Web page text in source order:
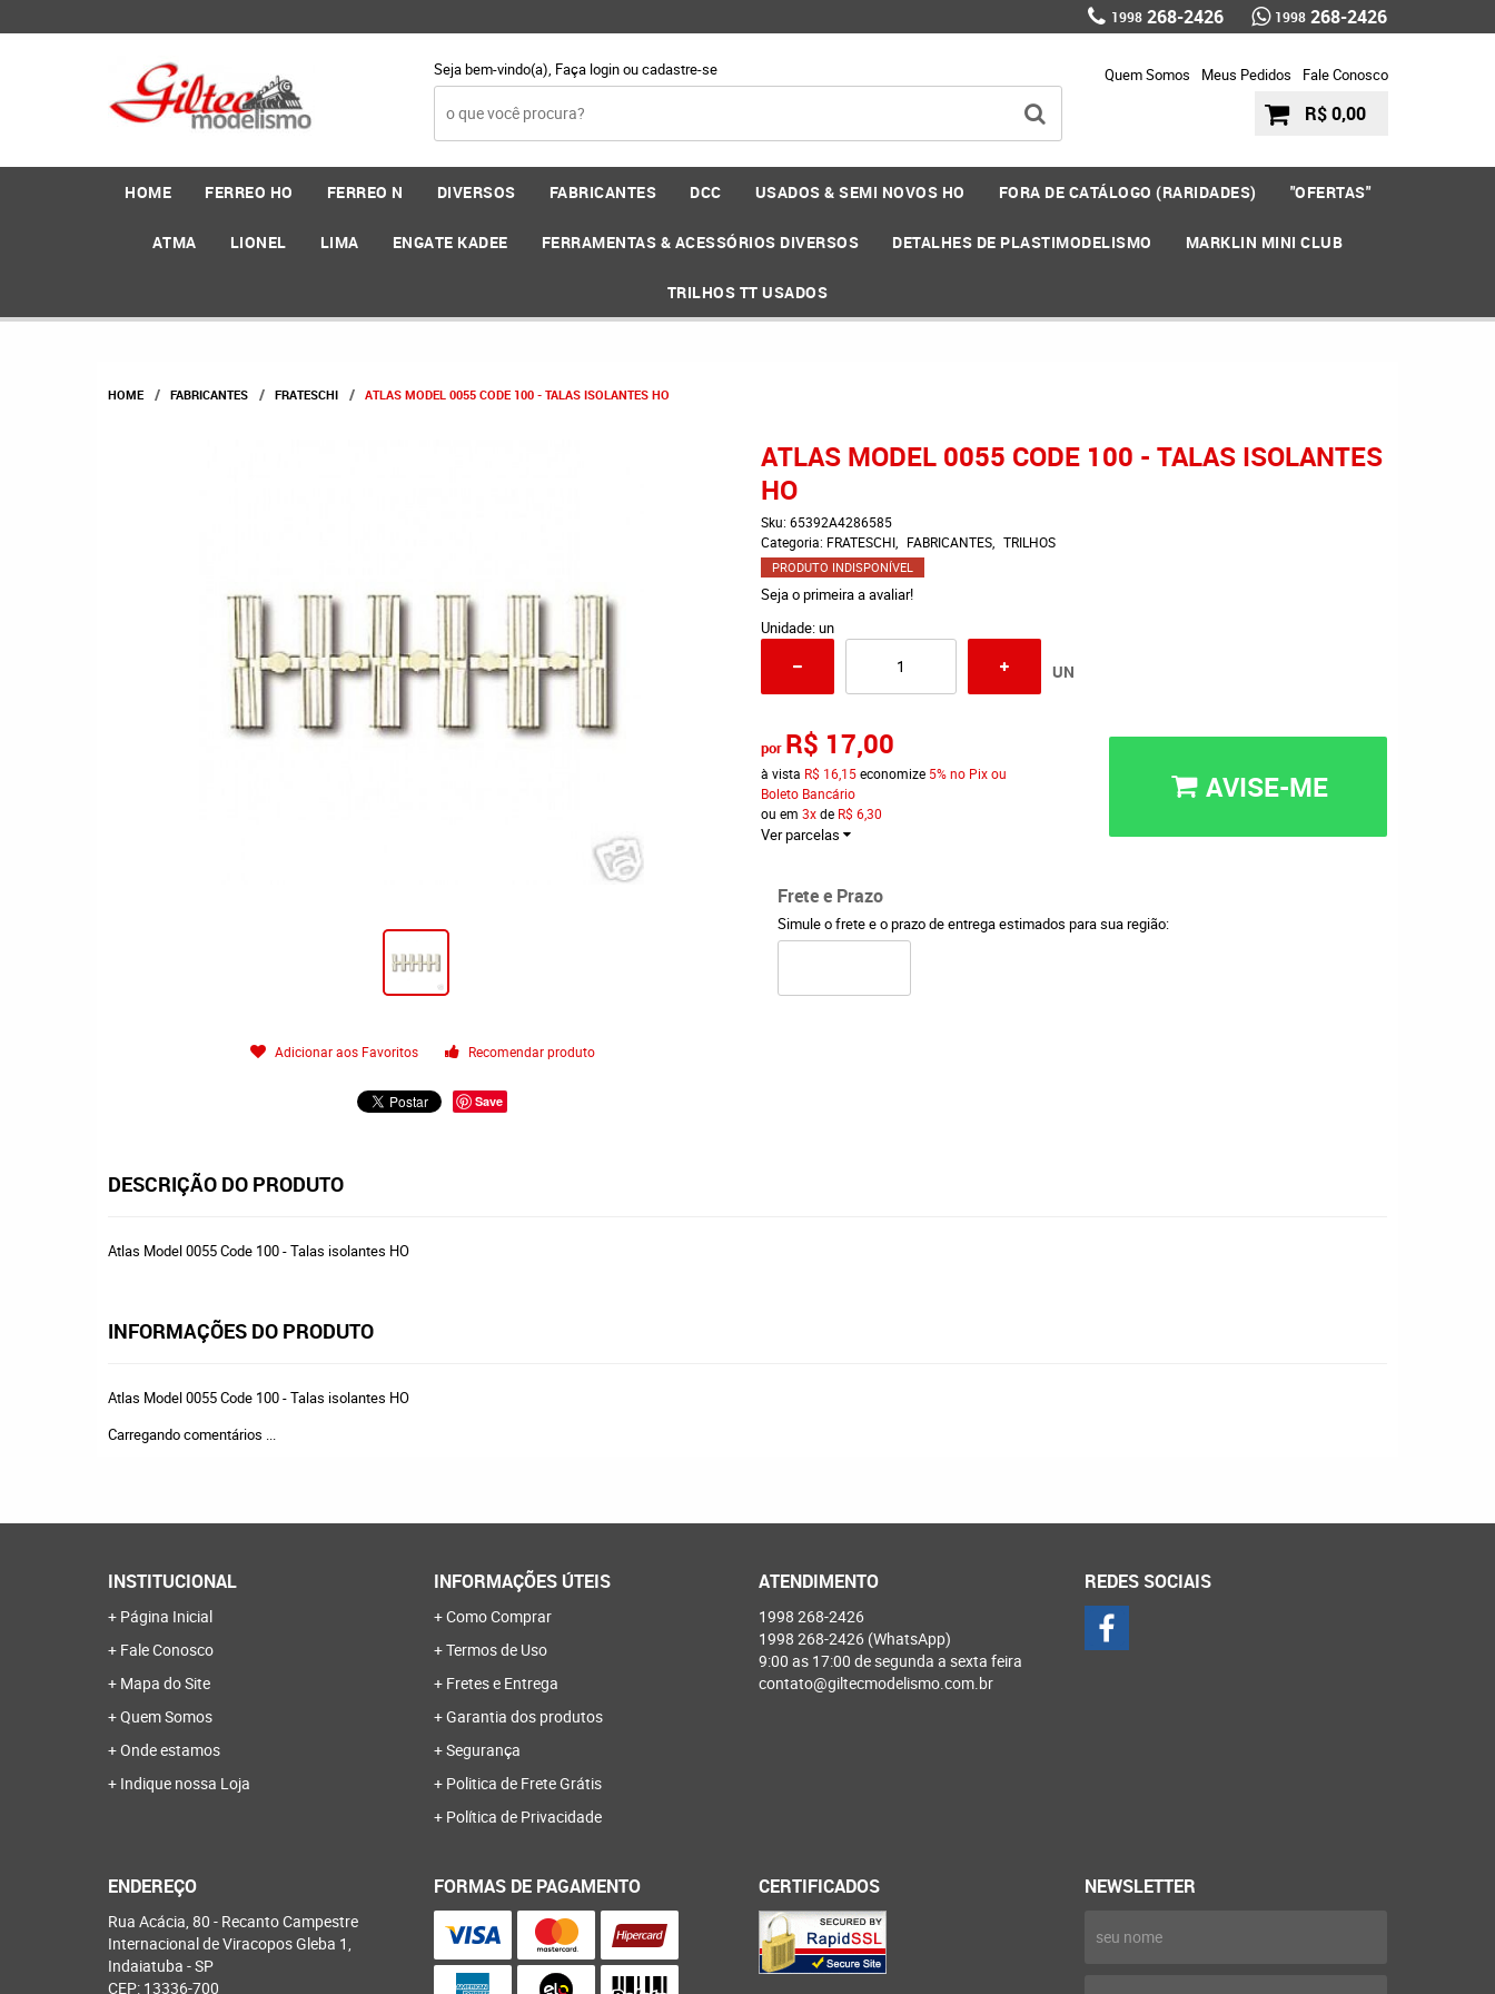
1998 268-2426 1998 268-2426
Seja bem-vindo(a), Faça loginoucadastre-se Quem Somos Meus Pedidos Fale Conosco
R$ 0,00
HOME FERREO HO FERREO N DIVERSOS FABRICANTES DCC USADOS & SEMI NOVOS HO FORA DE CATÁLOGO (RARIDADES) "OFERTAS"
ATMA LIONEL LIMA ENGATE KADEE FERRAMENTAS & ACESSÓRIOS DIVERSOS DETALHES DE PLASTIMODELISMO MARKLIN MINI CLUB
TRILHOS TT USADOS
HOME FABRICANTES FRATESCHI ATLAS MODEL 0055 CODE 100 - TALAS ISOLANTES HO
Adicionar aos Favoritos Recomendar produto
Save
ATLAS MODEL 0055 CODE 100 - TALAS ISOLANTES
HO
Sku: 65392A4286585
Categoria: FRATESCHI FABRICANTES TRILHOS
PRODUTO INDISPONÍVEL
Seja o primeira a avaliar!
Unidade: un
UN
por R$ 17,00
à vista R$ 16,15economize 5% no Pix ou
Boleto Bancário
ou em 3xde R$ 6,30
Ver parcelas
AVISE-ME
Frete e Prazo
Simule o frete e o prazo de entrega estimados para sua região:
DESCRIÇÃO DO PRODUTO
Atlas Model 0055 Code 100 - Talas isolantes HO
INFORMAÇÕES DO PRODUTO
Atlas Model 0055 Code 100 - Talas isolantes HO
Carregando comentários ...
INSTITUCIONAL
Página Inicial
Fale Conosco
Mapa do Site
Quem Somos
Onde estamos
Indique nossa Loja
INFORMAÇÕES ÚTEIS
Como Comprar
Termos de Uso
Fretes e Entrega
Garantia dos produtos
Segurança
Politica de Frete Grátis
Política de Privacidade
ATENDIMENTO
1998 268-2426
1998 268-2426 (WhatsApp)
9:00 as 17:00 de segunda a sexta feira
contato@giltecmodelismo.com.br
REDES SOCIAIS
ENDEREÇO
Rua Acácia, 80 - Recanto Campestre
Internacional de Viracopos Gleba 1,
Indaiatuba -SP
CEP: 13336-700
FORMAS DE PAGAMENTO CERTIFICADOS NEWSLETTER